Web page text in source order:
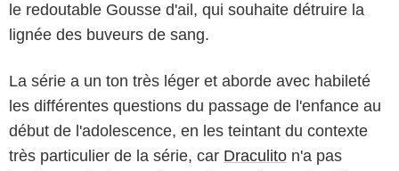
le redoutable Gousse d'ail, qui souhaite détruire la
lignée des buveurs de sang.
La série a un ton très léger et aborde avec habileté
les différentes questions du passage de l'enfance au
début de l'adolescence, en les teintant du contexte
très particulier de la série, car Draculito n'a pas